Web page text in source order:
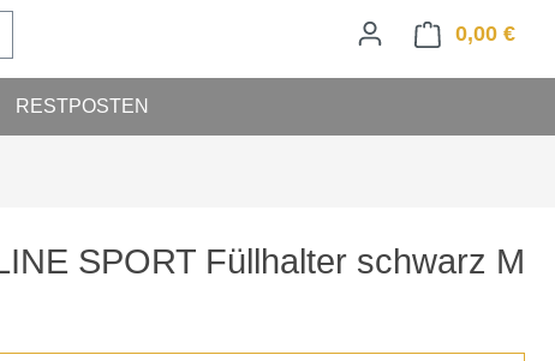
0,00 €
RESTPOSTEN
SPORT Füllhalter schwarz M